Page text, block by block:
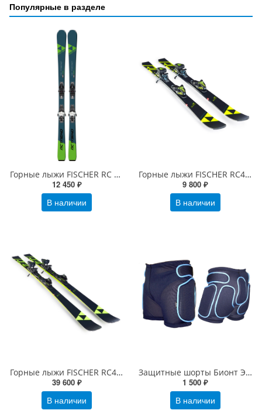
Популярные в разделе
Горные лыжи FISCHER RC TREND с креплениями RS 9
12 450 ₽
В наличии
Горные лыжи FISCHER RC4 RACE JR с креплениями FJ7
9 800 ₽
В наличии
Горные лыжи FISCHER RC4 WORLDCUP RC c креплениями RC4 Z12
39 600 ₽
В наличии
Защитные шорты Бионт Экстрим Плюс
1 500 ₽
В наличии